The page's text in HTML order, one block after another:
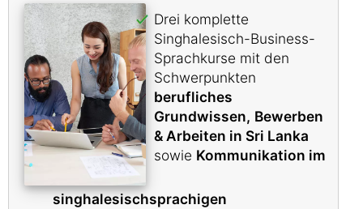
Drei komplette
Singhalesisch-Business-
Sprachkurse mit den
Schwerpunkten
berufliches
Grundwissen, Bewerben
& Arbeiten in Sri Lanka
sowie Kommunikation im
singhalesischsprachigen